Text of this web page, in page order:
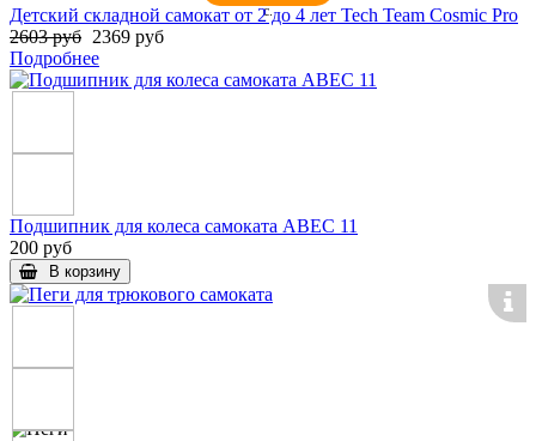
с.
Детский складной самокат от 2 до 4 лет Tech Team Cosmic Pro
2603 руб 2369 руб
Подробнее
Подшипник для колеса самоката ABEC 11
200 руб
В корзину